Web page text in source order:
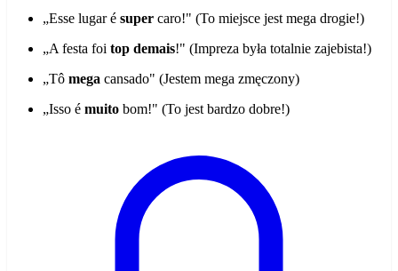
„Esse lugar é super caro!" (To miejsce jest mega drogie!)
„A festa foi top demais!" (Impreza była totalnie zajebista!)
„Tô mega cansado" (Jestem mega zmęczony)
„Isso é muito bom!" (To jest bardzo dobre!)